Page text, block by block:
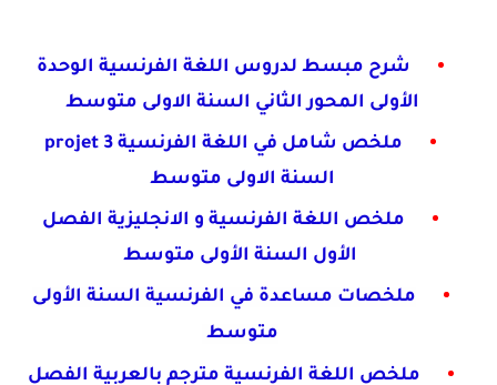
شرح مبسط لدروس اللغة الفرنسية الوحدة
الأولى المحور الثاني السنة الاولى متوسط
ملخص شامل في اللغة الفرنسية projet 3
السنة الاولى متوسط
ملخص اللغة الفرنسية و الانجليزية الفصل
الأول السنة الأولى متوسط
ملخصات مساعدة في الفرنسية السنة الأولى
متوسط
ملخص اللغة الفرنسية مترجم بالعربية الفصل